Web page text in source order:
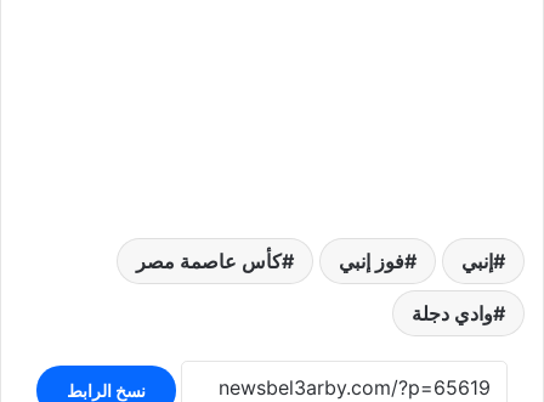
إنبي فوز إنبي كأس عاصمة مصر
وادي دجلة
نسخ الرابط